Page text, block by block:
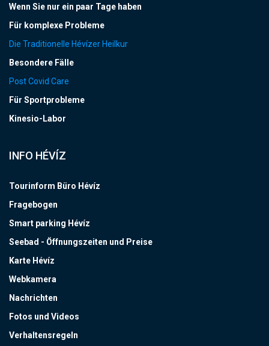
Wenn Sie nur ein paar Tage haben
Für komplexe Probleme
Die Traditionelle Hévízer Heilkur
Besondere Fälle
Post Covid Care
Für Sportprobleme
Kinesio-Labor
INFO HÉVÍZ
Tourinform Büro Hévíz
Fragebogen
Smart parking Hévíz
Seebad - Öffnungszeiten und Preise
Karte Hévíz
Webkamera
Nachrichten
Fotos und Videos
Verhaltensregeln